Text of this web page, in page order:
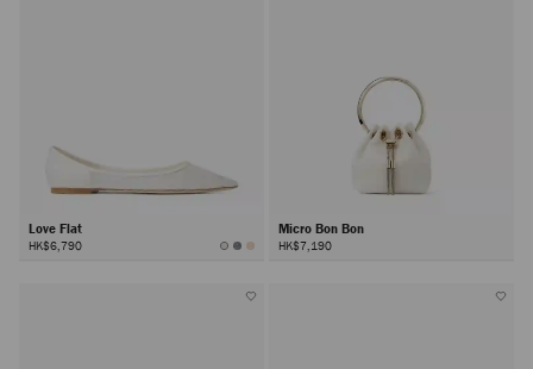
Love Flat
HK$6,790
Micro Bon Bon
HK$7,190